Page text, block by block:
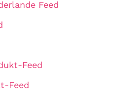
Feed
Feed
Feed